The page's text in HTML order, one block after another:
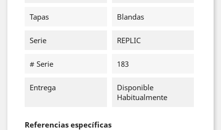
Tapas Blandas
Serie REPLIC
# Serie 183
Entrega
Disponible
Habitualmente
Referencias específicas